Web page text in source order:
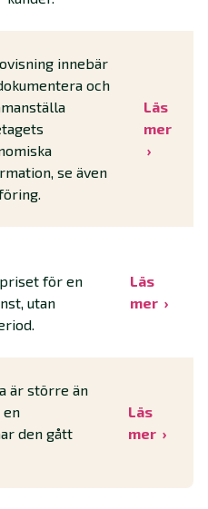
innebär
och
se även
Läs
mer
för en
utan
Läs
mer
är större än
en
den gått
Läs
mer